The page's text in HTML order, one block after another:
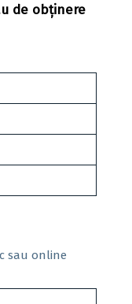
de obținere
sau online